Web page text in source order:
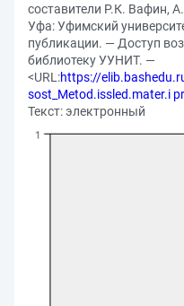
составители Р.К. Вафин,
Уфа: Уфимский
публикации. — Доступ
библиотеку УУНИТ. —
<URL:https://
sost_Metod.issled.mater.i
Текст: электронный